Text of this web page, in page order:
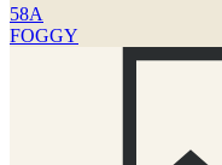
58A
FOGGY